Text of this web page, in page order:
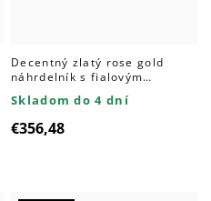
Decentný zlatý rose gold
náhrdelník s fialovým
Skladom do 4 dní
€356,48